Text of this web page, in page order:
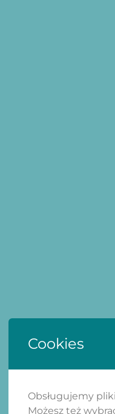
Cookies
Obsługujemy
Możesz też